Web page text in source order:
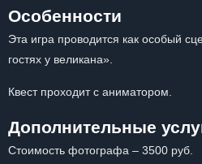
Особенности
Эта игра проводится как особый
гостях у великана».
Квест проходит с аниматором.
Дополнительные
Стоимость фотографа – 3500 руб.